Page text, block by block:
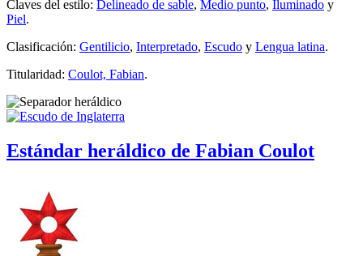
Claves del estilo: Delineado de sable, Medio punto, Iluminado y
Piel.
Clasificación: Gentilicio, Interpretado, Escudo y Lengua latina.
Titularidad: Coulot, Fabian.
Estándar heráldico de Fabian Coulot